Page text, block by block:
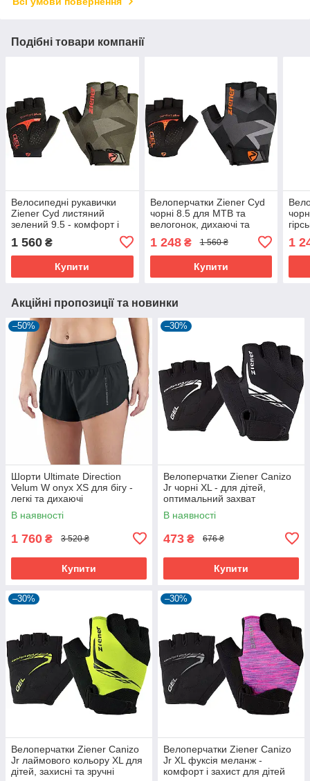
Подібні товари компанії
Велосипедні рукавички
Ziener Cyd листяний
зелений 9.5 - комфорт і
1 560 ₴
Купити
Велоперчатки Ziener Cyd
чорні 8.5 для MTB та
велогонок, дихаючі та
1 248₴ 1 560 ₴
Купити
1
Акційні пропозиції та новинки
–50%
Шорти Ultimate Direction
Velum W onyx XS для бігу -
легкі та дихаючі
В наявності
1 760 ₴ 3 520 ₴
Купити
–30%
Велоперчатки Ziener Canizo
Jr чорні XL - для дітей,
оптимальний захват
В наявності
473 ₴ 676 ₴
Купити
–30%
Велоперчатки Ziener Canizo
Jr лаймового кольору XL для
дітей, захисні та зручні
–30%
Велоперчатки Ziener Canizo
Jr XL фуксія меланж -
комфорт і захист для дітей